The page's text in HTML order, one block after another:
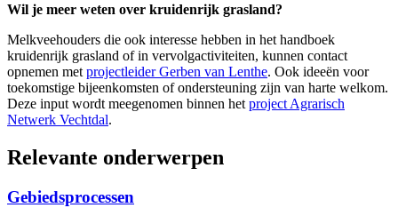
Wil je meer weten over kruidenrijk grasland?
Melkveehouders die ook interesse hebben in het handboek
kruidenrijk grasland of in vervolgactiviteiten, kunnen contact
opnemen met projectleider Gerben van Lenthe. Ook ideeën voor
toekomstige bijeenkomsten of ondersteuning zijn van harte welkom.
Deze input wordt meegenomen binnen het project Agrarisch
Netwerk Vechtdal.
Relevante onderwerpen
Gebiedsprocessen